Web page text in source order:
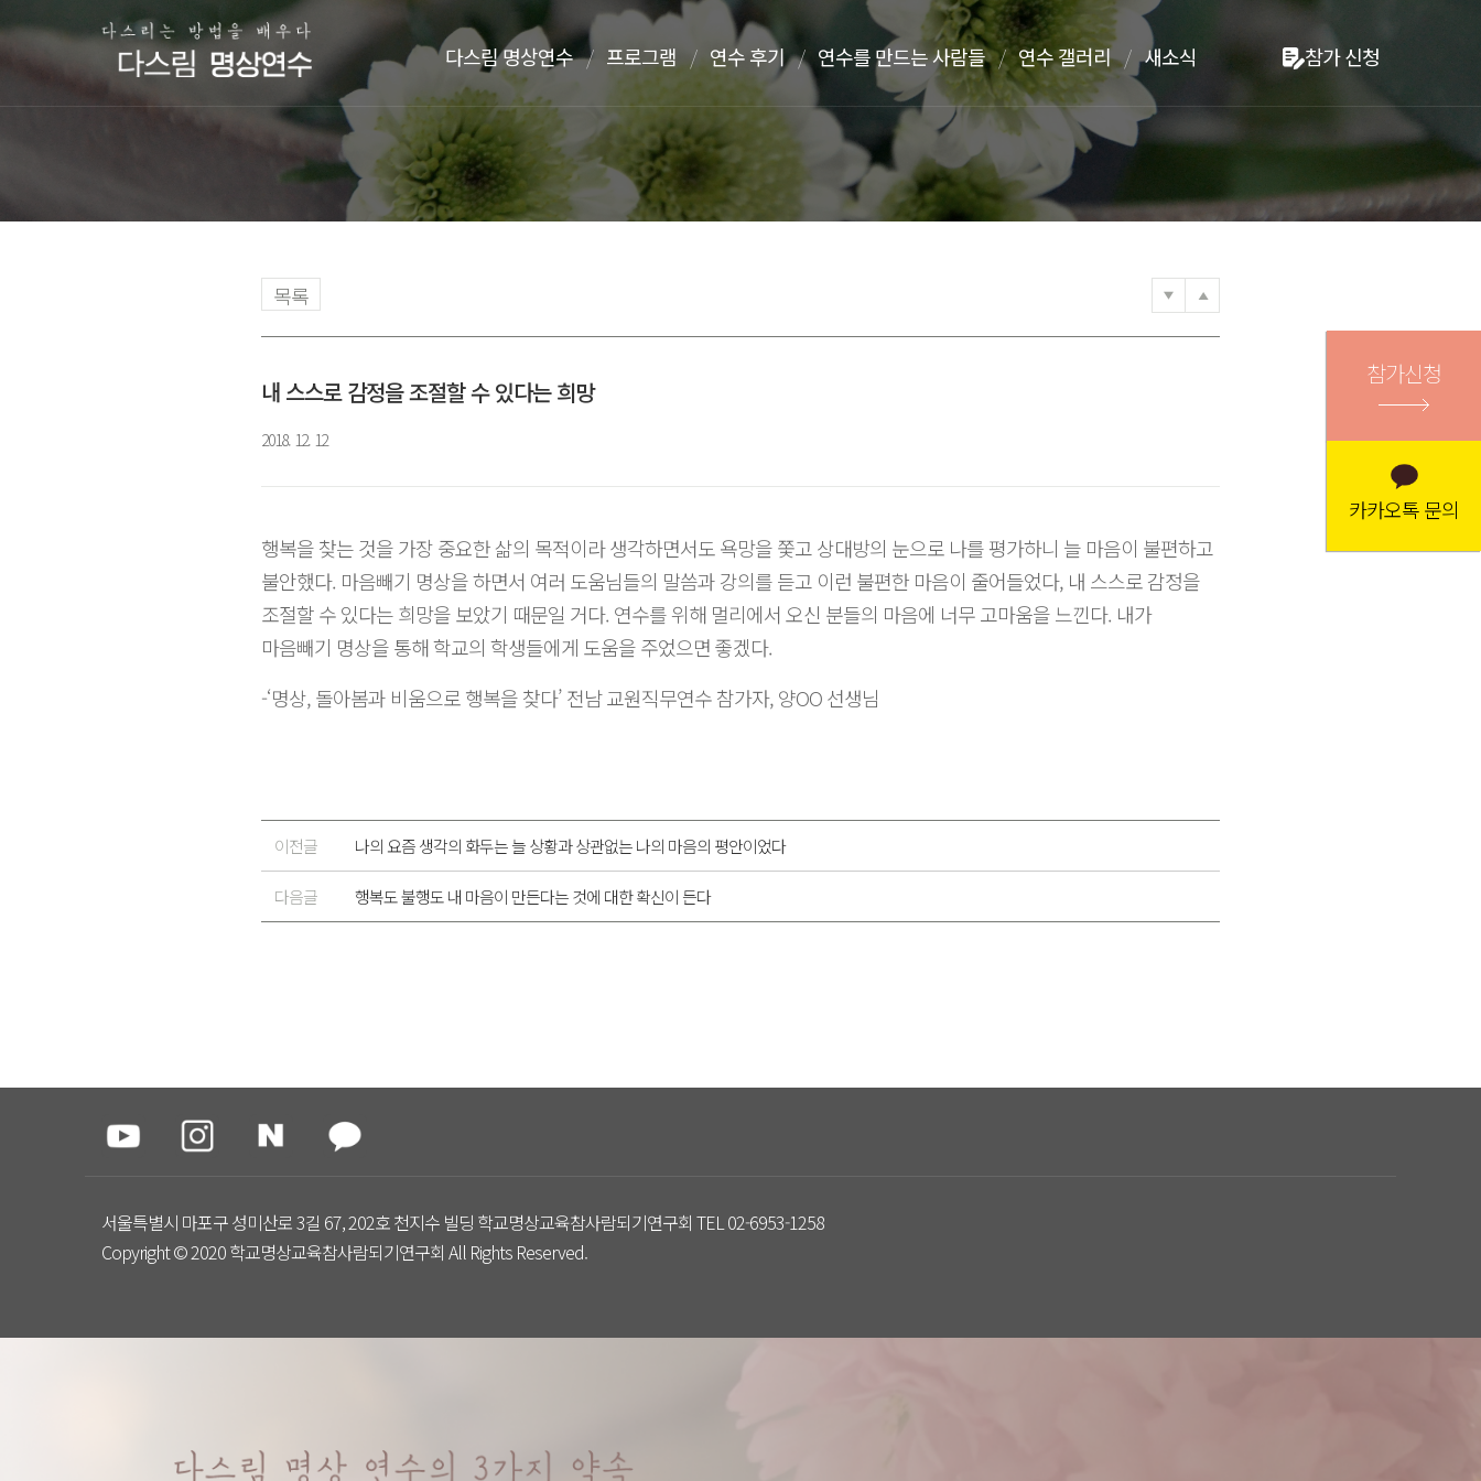
다스림 명상연수 프로그램 연수 후기 연수를 만드는 사람들 연수 갤러리 새소식 참가 신청
목록
내 스스로 감정을 조절할 수 있다는 희망
2018. 12. 12
행복을 찾는 것을 가장 중요한 삶의 목적이라 생각하면서도 욕망을 쫓고 상대방의 눈으로 나를 평가하니 늘 마음이 불편하고
불안했다. 마음빼기 명상을 하면서 여러 도움님들의 말씀과 강의를 듣고 이런 불편한 마음이 줄어들었다, 내 스스로 감정을
조절할 수 있다는 희망을 보았기 때문일 거다. 연수를 위해 멀리에서 오신 분들의 마음에 너무 고마움을 느낀다. 내가
마음빼기 명상을 통해 학교의 학생들에게 도움을 주었으면 좋겠다.
-‘명상, 돌아봄과 비움으로 행복을 찾다’ 전남 교원직무연수 참가자, 양OO 선생님
이전글 나의 요즘 생각의 화두는 늘 상황과 상관없는 나의 마음의 평안이었다
다음글 행복도 불행도 내 마음이 만든다는 것에 대한 확신이 든다
참가신청
카카오톡 문의
서울특별시 마포구 성미산로 3길 67, 202호 천지수 빌딩 학교명상교육참사람되기연구회 TEL 02-6953-1258
Copyright © 2020 학교명상교육참사람되기연구회 All Rights Reserved.